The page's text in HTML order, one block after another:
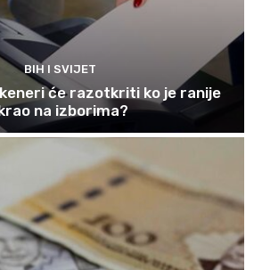
BIH I SVIJET
će razotkriti ko je ranije
na izborima?